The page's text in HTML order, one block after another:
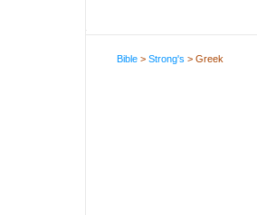
Bible >Strong's > Greek